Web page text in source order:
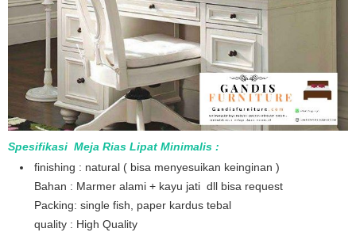
Spesifikasi Meja Rias Lipat Minimalis :
finishing : natural ( bisa menyesuikan keinginan )
Bahan : Marmer alami + kayu jati dll bisa request
Packing: single fish, paper kardus tebal
quality : High Quality